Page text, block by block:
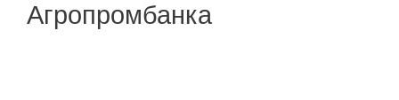
Агропромбанка